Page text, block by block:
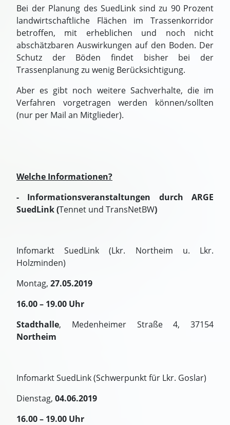
Bei der Planung des SuedLink sind zu 90 Prozent
landwirtschaftliche Flächen im Trassenkorridor
betroffen, mit erheblichen und noch nicht
abschätzbaren Auswirkungen auf den Boden. Der
Schutz der Böden findet bisher bei der
Trassenplanung zu wenig Berücksichtigung.
Aber es gibt noch weitere Sachverhalte, die im
Verfahren vorgetragen werden können/sollten
(nur per Mail an Mitglieder).
Welche Informationen?
- Informationsveranstaltungen durch ARGE
SuedLink (Tennet und TransNetBW)
Infomarkt SuedLink (Lkr. Northeim u. Lkr.
Holzminden)
Montag, 27.05.2019
16.00 – 19.00 Uhr
Stadthalle, Medenheimer Straße 4, 37154
Northeim
Infomarkt SuedLink (Schwerpunkt für Lkr. Goslar)
Dienstag, 04.06.2019
16.00 – 19.00 Uhr